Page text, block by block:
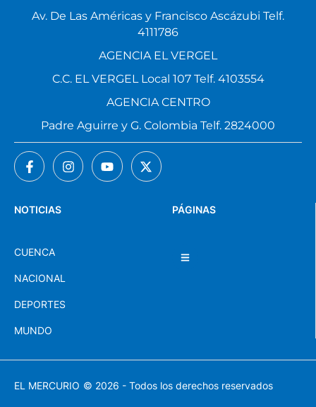
PÁGINAS
NOTICIAS
CUENCA
NACIONAL
DEPORTES
MUNDO
Av. De Las Américas y Francisco Ascázubi Telf.
4111786
AGENCIA EL VERGEL
C.C. EL VERGEL Local 107 Telf. 4103554
AGENCIA CENTRO
Padre Aguirre y G. Colombia Telf. 2824000
EL MERCURIO © 2026 - Todos los derechos reservados